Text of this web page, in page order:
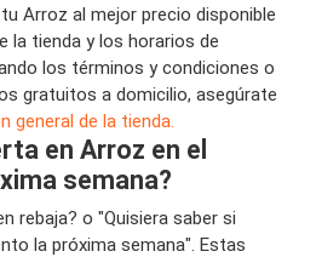
Arroz al mejor precio disponible
la tienda y los horarios de
los términos y condiciones o
gratuitos a domicilio, asegúrate
general de la tienda.
en Arroz en el
semana?
rebaja? o "Quisiera saber si
la próxima semana". Estas